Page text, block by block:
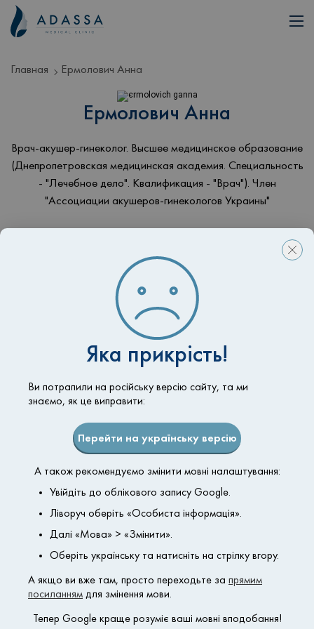
Главная Ермолович Анна
Ермолович Анна
Врач-акушер-гинеколог. Высшее медицинское образование
(Днепропетровская медицинская академия. Специальность
- "Лечебное дело". Квалификация - "Врач"). Член
"Ассоциации акушеров-гинекологов Украины"
ADASSA Medical Clinic
О Нас Блефаропластика
Липосакция
Контакты Прайс
Яка прикрість!
Ви потрапили на російську версію сайту, та ми
знаємо, як це виправити:
Перейти на українську версію
А також рекомендуємо змінити мовні налаштування:
Увійдіть до облікового запису Google.
Ліворуч оберіть «Особиста інформація».
Далі «Мова» > «Змінити».
Оберіть українську та натисніть на стрілку вгору.
А якщо ви вже там, просто переходьте за прямим
посиланням для змінення мови.
Тепер Google краще розуміє ваші мовні вподобання!